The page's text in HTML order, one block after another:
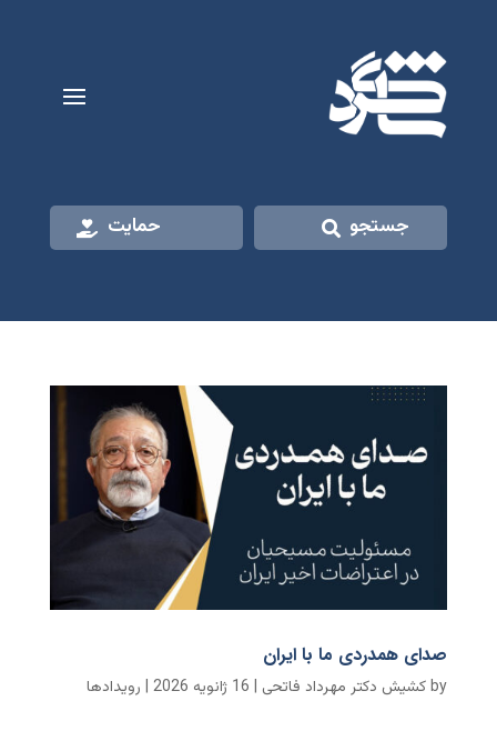
جستجو حمایت
صدای همدردی ما با ایران
byکشیش دکتر مهرداد فاتحی | 16 ژانویه 2026 | رویدادها